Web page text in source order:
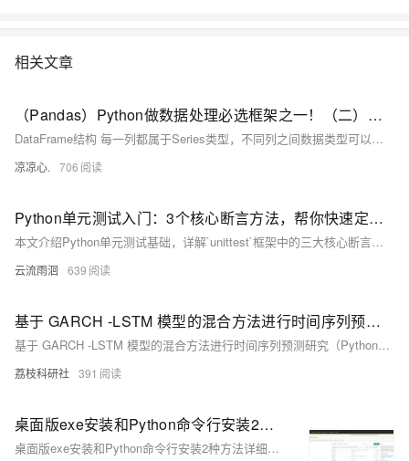
相关文章
（Pandas）Python做数据处理必选框架之一！（二）：附带案例分析；刨析DataFrame结构和其属性；学会访问具体元素；判断元素是否存在；元素求和、求标准值、方差、去重、删除、排序...
DataFrame结构 每一列都属于Series类型，不同列之间数据类型可以不一样，但同一列的值类型必须一致。 DataFrame拥有一个总的 idx记录列，该列记录了每一行的索引 在DataFrame中，若列之间的元素个数不匹配，且使用Series填充时，在DataFrame里空值会显示为NaN；当列之间元素个数不匹配，并且不使用Series填充，会报错。在指定了index 属性显示情况下，会按照index的位置进行排序，默认是 [0,1,2,3,...] 从0索引开始正序排序行。
凉凉心. 706
Python单元测试入门：3个核心断言方法，帮你快速定位代码bug
本文介绍Python单元测试基础，详解`unittest`框架中的三大核心断言方法：`assertEqual`验证值相等，`assertTrue`和`assertFalse`判断条件真假。通过实例演示其用法，帮助开发者自动化检测代码逻辑，提升测试效率与可靠性。
云流雨洄 639
基于 GARCH -LSTM 模型的混合方法进行时间序列预测研究（Python代码实现）
基于 GARCH -LSTM 模型的混合方法进行时间序列预测研究（Python代码实现）
荔枝科研社 391
桌面版exe安装和Python命令行安装2种方法详细讲解图片去水印AI源码私有化部署Lama-Cleaner安装使用方法-优雅草卓伊凡
桌面版exe安装和Python命令行安装2种方法详细讲解图片去水印AI源码私有化部署Lama-Cleaner安装使用方法-优雅草卓伊凡